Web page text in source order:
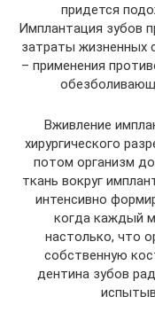
придется
Имплантация зубов
затраты жизненных
– применения
Вживление
хирургического
потом организм
ткань вокруг
интенсивно
когда каждый
настолько, что
собственную
дентина зубов